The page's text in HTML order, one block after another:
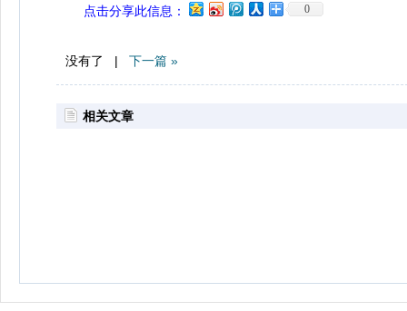
点击分享此信息： 0
没有了 | 下一篇 »
相关文章